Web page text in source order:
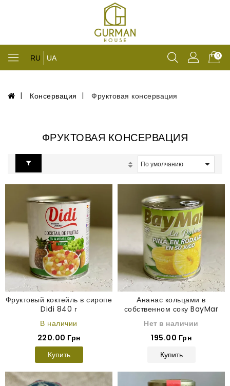
RU UA 0
Консервация Фруктовая консервация
ФРУКТОВАЯ КОНСЕРВАЦИЯ
Фруктовый коктейль в сиропе
Didi 840 г
В наличии
220.00 Грн
Купить
Ананас кольцами в
собственном соку BayMar
Нет в наличии
195.00 Грн
Купить